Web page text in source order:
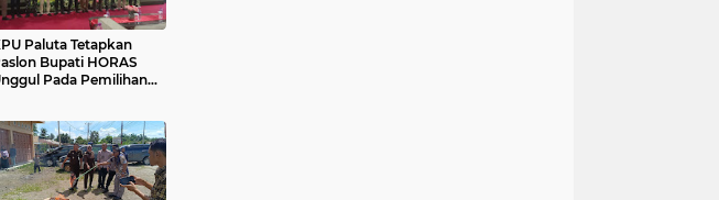
Paluta Tetapkan
Bupati HORAS
Pada Pemilihan